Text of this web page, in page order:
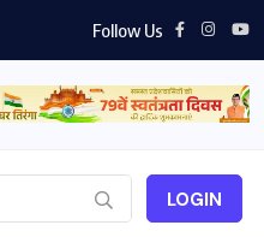
Follow Us
LOGIN